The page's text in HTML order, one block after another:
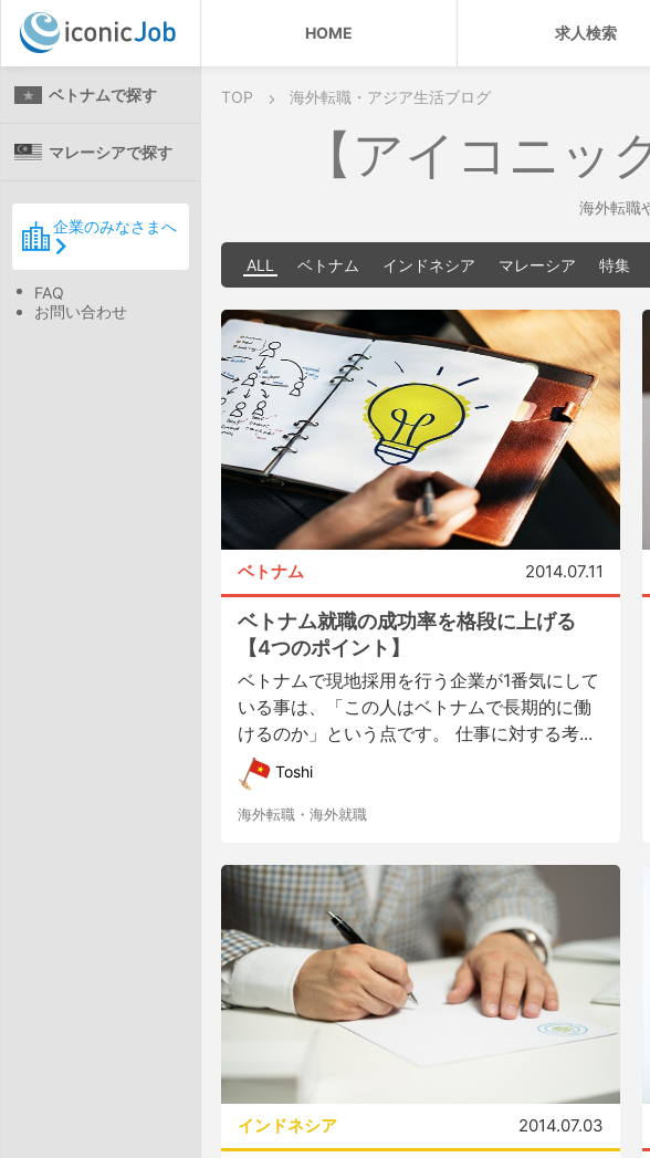
HOME 求人検索
ベトナムで探す
マレーシアで探す
企業のみなさまへ
FAQ
お問い合わせ
TOP 海外転職・アジア生活ブログ
【アイコニ
海外転職
ALL ベトナム インドネシア マレーシア 特集
ベトナム 2014.07.11
ベトナム就職の成功率を格段に上げる
【4つのポイント】
ベトナムで現地採用を行う企業が1番気にして
いる事は、「この人はベトナムで長期的に働
けるのか」という点です。 仕事に対する考...
Toshi
海外転職・海外就職
インドネシア 2014.07.03